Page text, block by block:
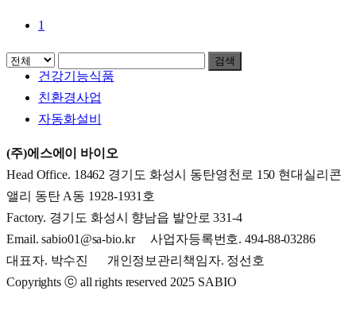
1
검색
Menu
건강기능식품
친환경사업
자동화설비
(주)에스에이 바이오
Head Office. 18462 경기도 화성시 동탄영천로 150 현대실리콘
앨리 동탄 A동 1928-1931호
Factory. 경기도 화성시 향남읍 발안로 331-4
Email. sabio01@sa-bio.kr 사업자등록번호. 494-88-03286
대표자. 박수진 개인정보관리책임자. 정선호
Copyrights ⓒ all rights reserved 2025 SABIO